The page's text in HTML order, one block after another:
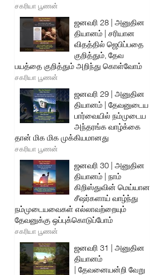
சகரியா பூணன்
ஜனவரி 28 | அனுதின
தியானம் | சரியான
விதத்தில் ஜெபிப்பதை
குறித்தும், தேவ
பயத்தை குறித்தும் அறிந்து கொள்வோம்
சகரியா பூணன்
ஜனவரி 29 | அனுதின
தியானம் | தேவனுடைய
பார்வையில் நம்முடைய
அந்தரங்க வாழ்க்கை
தான் மிக மிக முக்கியமானது
சகரியா பூணன்
ஜனவரி 30 | அனுதின
தியானம் | நாம்
கிறிஸ்துவின் மெய்யான
சீஷர்களாய் வாழ்ந்து
நம்முடையவைகள் எல்லாவற்றையும்
தேவனுக்கு ஒப்புக்கொடுப்போம்
சகரியா பூணன்
ஜனவரி 31 | அனுதின
தியானம்
| தேவனையன்றி வேறு